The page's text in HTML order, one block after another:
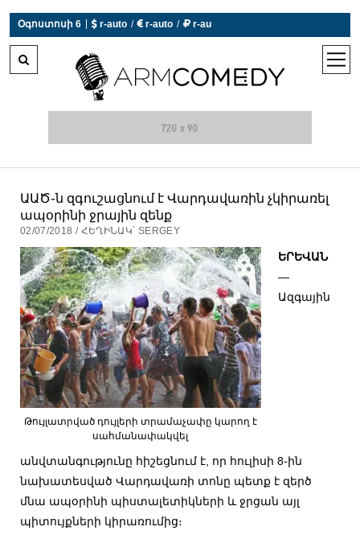
Օգոստոսի 6  r-auto /  r-auto /  r-au
open
ԱԱԾ֊ն զգուշացնում է Վարդավառին չկիրառել
ապօրինի ջրային զենք
02/07/2018 / ՀԵՂԻՆԱԿ՝ SERGEY
Թույլատրված դույլերի տրամաչափը կարող է
սահմանափակվել
ԵՐԵՎԱՆ
—
Ազգային
անվտանգությունը հիշեցնում է, որ հուլիսի 8֊ին
նախատեսված Վարդավառի տոնը պետք է զերծ
մնա ապօրինի պիստալետիկների և ջրցան այլ
պիտույքների կիրառումից։